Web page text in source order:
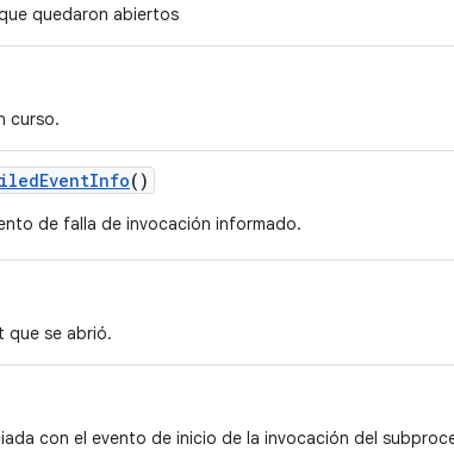
quedaron abiertos
curso.
EventInfo()
de falla de invocación informado.
que se abrió.
con el evento de inicio de la invocación del